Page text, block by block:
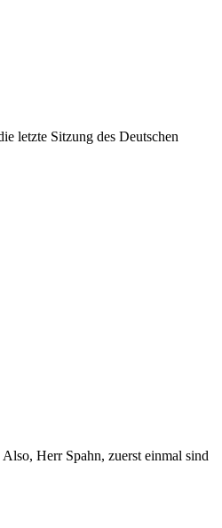
letzte Sitzung des Deutschen
Herr Spahn, zuerst einmal sind